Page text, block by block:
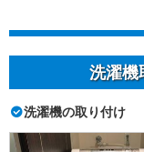
洗濯機
洗濯機の取り付け